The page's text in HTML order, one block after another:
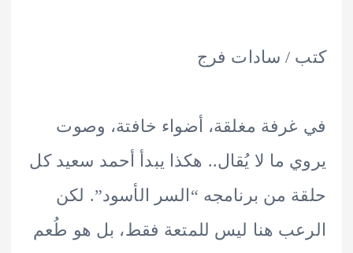
/ سادات فرج
مغلقة، أضواء خافتة، وصوت
ما لا يُقال.. هكذا يبدأ أحمد سعيد كل
من برنامجه “السر الأسود”. لكن
هنا ليس للمتعة فقط، بل هو طُعم